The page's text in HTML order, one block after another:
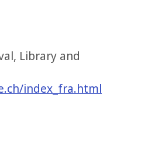
Library and
index_fra.html